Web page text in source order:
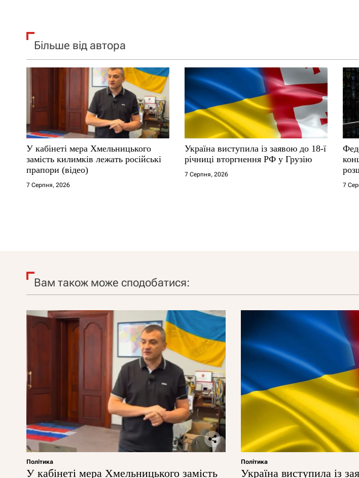
Більше від автора
У кабінеті мера Хмельницького
замість килимків лежать російські
прапори (відео)
7 Серпня, 2026
Україна виступила із заявою до 18-ї
річниці вторгнення РФ у Грузію
7 Серпня, 2026
7
Вам також може сподобатися:
Політика
У кабінеті мера Хмельницького замість
Політика
Україна виступила із